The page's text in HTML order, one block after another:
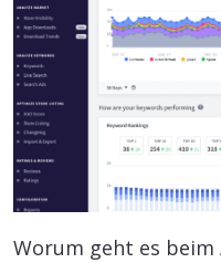
Worum geht es beim